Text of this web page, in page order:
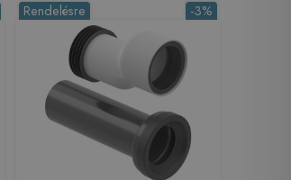
-3%
Rendelésre